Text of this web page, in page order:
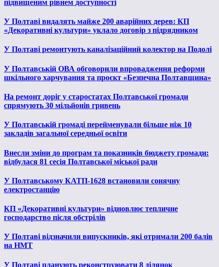
підвищеним рівнем доступності
У Полтаві видалять майже 200 аварійних дерев: КП
«Декоративні культури» уклало договір з підрядником
У Полтаві ремонтують каналізаційний колектор на Подолі
У Полтавській ОВА обговорили впровадження реформи
шкільного харчування та проєкт «Безпечна Полтавщина»
На ремонт доріг у старостатах Полтавської громади
спрямують 30 мільйонів гривень
У Полтавській громаді перейменували більше ніж 10
закладів загальної середньої освіти
Внесли зміни до програм та показників бюджету громади:
відбулася 81 сесія Полтавської міської ради
У Полтавському КАТП-1628 встановили сонячну
електростанцію
КП «Декоративні культури» відновлює тепличне
господарство після обстрілів
У Полтаві відзначили випускників, які отримали 200 балів
на НМТ
У Полтаві планують реконструювати 8 ділянок